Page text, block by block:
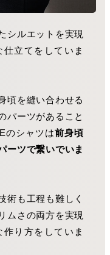
シルエットを実現
立てをしていま
頃を縫い合わせる
パーツがあること
のシャツは前身頃
ーツで繋いでいま
術も工程も難しく
ムさの両方を実現
り方をしていま